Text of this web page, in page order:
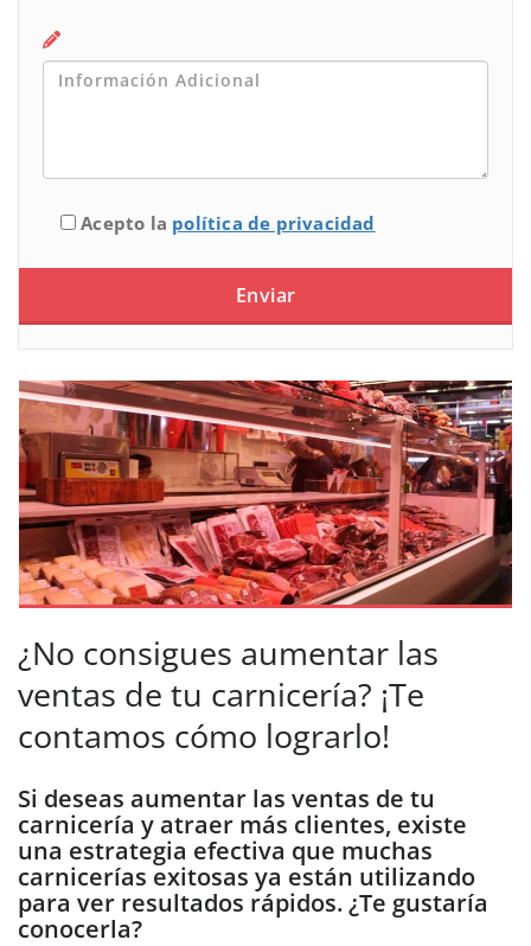
¿No consigues aumentar las
ventas de tu carnicería? ¡Te
contamos cómo lograrlo!
Si deseas aumentar las ventas de tu
carnicería y atraer más clientes, existe
una estrategia efectiva que muchas
carnicerías exitosas ya están utilizando
para ver resultados rápidos. ¿Te gustaría
conocerla?
Acepto la política de privacidad